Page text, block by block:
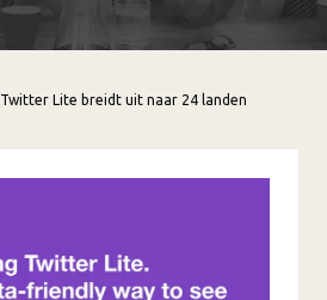
Twitter Lite breidt uit naar 24 landen